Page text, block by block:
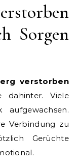
Sorgen
verstorben
dahinter. Viele
Verbindung zu
Gerüchte